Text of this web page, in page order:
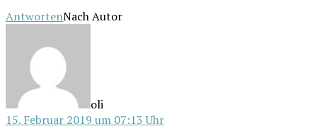
AntwortenNach Autor
oli
15. Februar 2019 um 07:13 Uhr